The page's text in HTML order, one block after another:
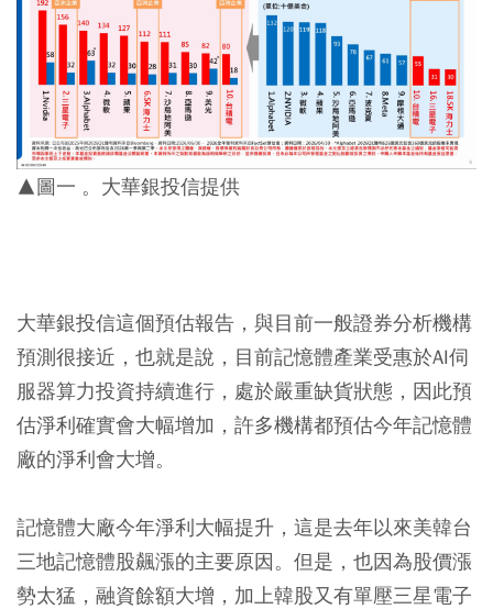
▲圖一 。大華銀投信提供
大華銀投信這個預估報告，與目前一般證券分析機構
預測很接近，也就是說，目前記憶體產業受惠於AI伺
服器算力投資持續進行，處於嚴重缺貨狀態，因此預
估淨利確實會大幅增加，許多機構都預估今年記憶體
廠的淨利會大增。
記憶體大廠今年淨利大幅提升，這是去年以來美韓台
三地記憶體股飆漲的主要原因。但是，也因為股價漲
勢太猛，融資餘額大增，加上韓股又有單壓三星電子